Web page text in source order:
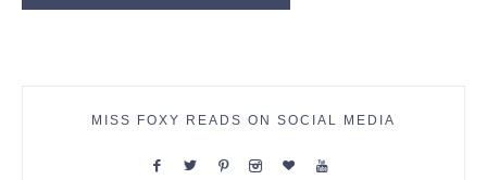
MISS FOXY READS ON SOCIAL MEDIA